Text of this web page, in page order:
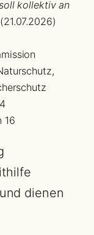
kollektiv an
(21.07.2026)
16
dienen